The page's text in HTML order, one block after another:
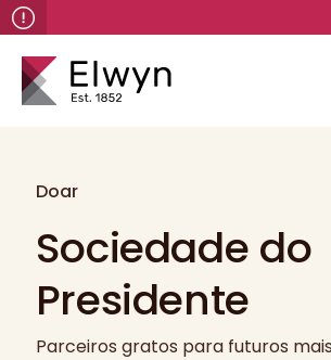
Doar
Sociedade do
Presidente
Parceiros gratos para futuros